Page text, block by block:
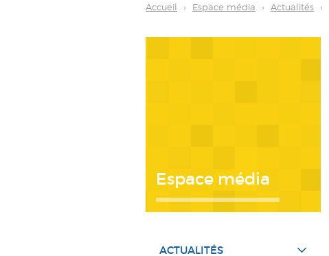
Accueil › Espace média › Actualités ›
Espace média
ACTUALITÉS